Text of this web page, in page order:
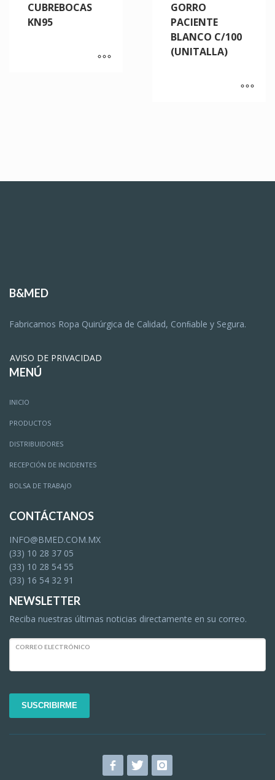
CUBREBOCAS
KN95
GORRO
PACIENTE
BLANCO C/100
(UNITALLA)
B&MED
Fabricamos Ropa Quirúrgica de Calidad, Conﬁable y Segura.
AVISO DE PRIVACIDAD
MENÚ
INICIO
PRODUCTOS
DISTRIBUIDORES
RECEPCIÓN DE INCIDENTES
BOLSA DE TRABAJO
CONTÁCTANOS
INFO@BMED.COM.MX
(33) 10 28 37 05
(33) 10 28 54 55
(33) 16 54 32 91
NEWSLETTER
Reciba nuestras últimas noticias directamente en su correo.
CORREO ELECTRÓNICO
SUSCRIBIRME